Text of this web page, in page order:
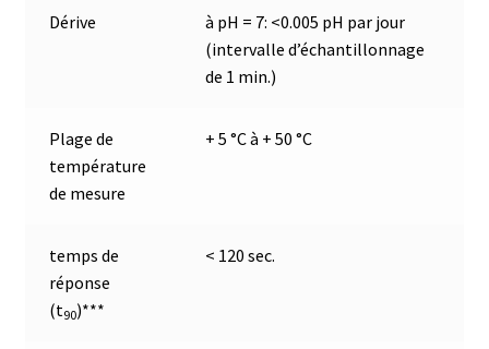
Capteurs météo et climatiques
Cartes de communication
Centrifugeuses
Certificats de calibration de température
Collecteur de fractions
Commande
Dérive à pH = 7: <0.005 pH par jour
(intervalle d’échantillonnage
de 1 min.)
Plage de
température
de mesure
+ 5 °C à + 50 °C
temps de
réponse
(t90)***
< 120 sec.